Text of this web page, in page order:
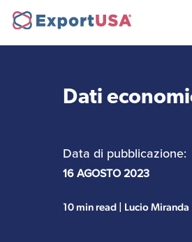
Uffici e Team
Uffici e Team
Costituzione società e
Dati
Data di pubblicazione:
16 AGOSTO 2023
10 min read | Lucio Miranda